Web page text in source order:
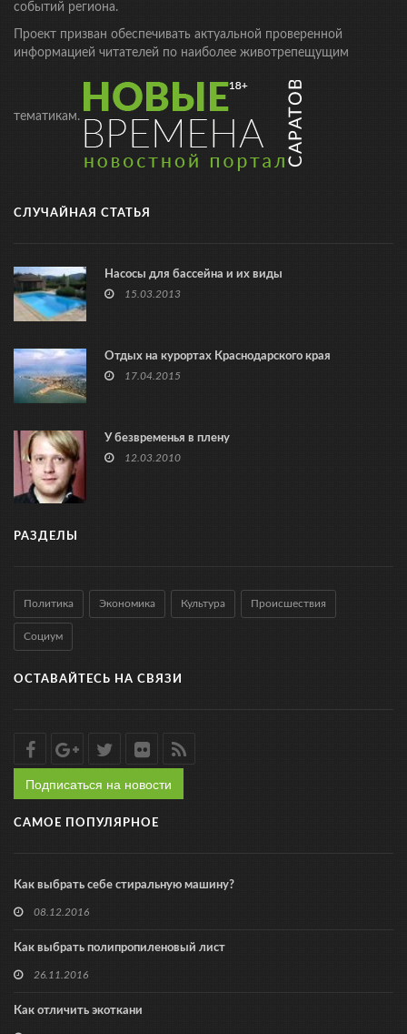
событий региона.
Проект призван обеспечивать актуальной проверенной
информацией читателей по наиболее животрепещущим
тематикам.
СЛУЧАЙНАЯ СТАТЬЯ
Насосы для бассейна и их виды
15.03.2013
Отдых на курортах Краснодарского края
17.04.2015
У безвременья в плену
12.03.2010
РАЗДЕЛЫ
Политика Экономика Культура Происшествия
Социум
ОСТАВАЙТЕСЬ НА СВЯЗИ
Подписаться на новости
САМОЕ ПОПУЛЯРНОЕ
Как выбрать себе стиральную машину?
08.12.2016
Как выбрать полипропиленовый лист
26.11.2016
Как отличить экоткани